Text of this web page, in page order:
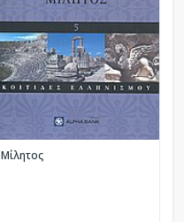
Μίλητος